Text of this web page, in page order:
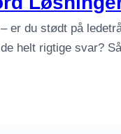
er du stødt på
helt rigtige svar?